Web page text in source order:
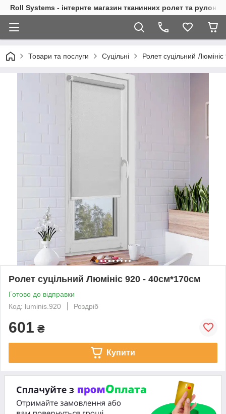
Roll Systems - інтернте магазин тканинних ролет та
Товари та послуги Суцільні Ролет суцільний
Ролет суцільний Люмініс 920 - 40см*170см
Готово до відправки
Код: luminis.920
Роздріб
601 ₴
Купити